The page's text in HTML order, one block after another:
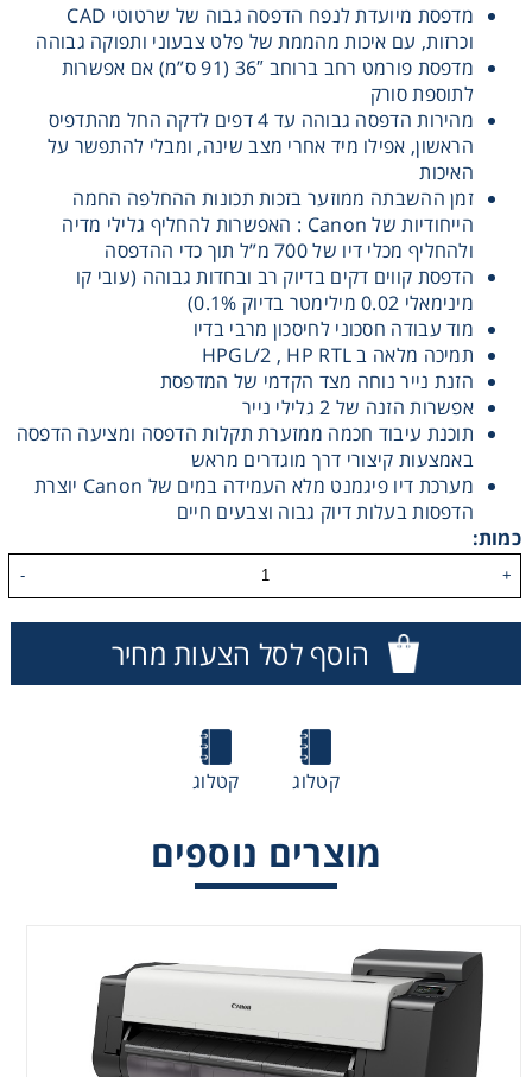
מדפסת מיועדת לנפח הדפסה גבוה של שרטוטי CAD
וכרזות, עם איכות מהממת של פלט צבעוני ותפוקה גבוהה
מדפסת פורמט רחב ברוחב 36″ (91 ס”מ) אם אפשרות
לתוספת סורק
מהירות הדפסה גבוהה עד 4 דפים לדקה החל מהתדפיס
הראשון, אפילו מיד אחרי מצב שינה, ומבלי להתפשר על
האיכות
זמן ההשבתה ממוזער בזכות תכונות ההחלפה החמה
הייחודיות של Canon : האפשרות להחליף גלילי מדיה
ולהחליף מכלי דיו של 700 מ”ל תוך כדי ההדפסה
הדפסת קווים דקים בדיוק רב ובחדות גבוהה (עובי קו
מינימאלי 0.02 מילימטר בדיוק 0.1%)
מוד עבודה חסכוני לחיסכון מרבי בדיו
תמיכה מלאה ב HPGL/2 , HP RTL
הזנת נייר נוחה מצד הקדמי של המדפסת
אפשרות הזנה של 2 גלילי נייר
תוכנת עיבוד חכמה ממזערת תקלות הדפסה ומציעה הדפסה
באמצעות קיצורי דרך מוגדרים מראש
מערכת דיו פיגמנט מלא העמידה במים של Canon יוצרת
הדפסות בעלות דיוק גבוה וצבעים חיים
כמות:
+
-
הוסף לסל הצעות מחיר
קטלוג קטלוג
מוצרים נוספים
פלוטר הנדסי "36 Canon TX3200
מכונות הדפסה בפורמט רחב
פתרונות הדפסה
מכונות שכפול